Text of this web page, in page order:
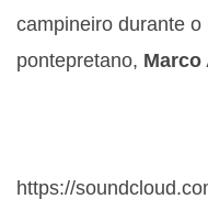
campineiro durante
pontepretano, Marco
https://